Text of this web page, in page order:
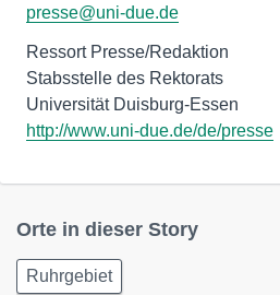
presse@uni-due.de
Ressort Presse/Redaktion
Stabsstelle des Rektorats
http://www.uni-due.de/de/presse
Orte in dieser Story
Ruhrgebiet